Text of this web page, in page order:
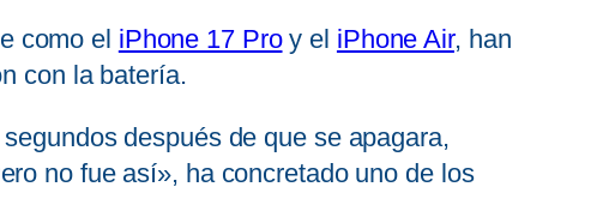
como el iPhone 17 Proy el iPhone Air, han
con la batería.
segundos después de que se apagara,
no fue así», ha concretado uno de los